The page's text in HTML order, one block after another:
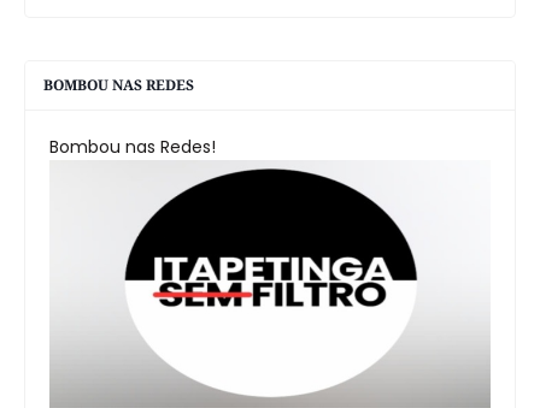
BOMBOU NAS REDES
Bombou nas Redes!